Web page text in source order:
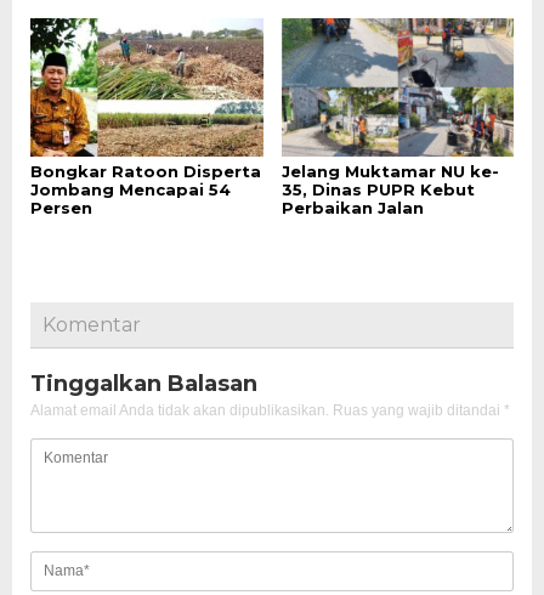
Bongkar Ratoon Disperta
Jombang Mencapai 54
Persen
Jelang Muktamar NU ke-
35, Dinas PUPR Kebut
Perbaikan Jalan
Komentar
Tinggalkan Balasan
Alamat email Anda tidak akan dipublikasikan. Ruas yang wajib ditandai *